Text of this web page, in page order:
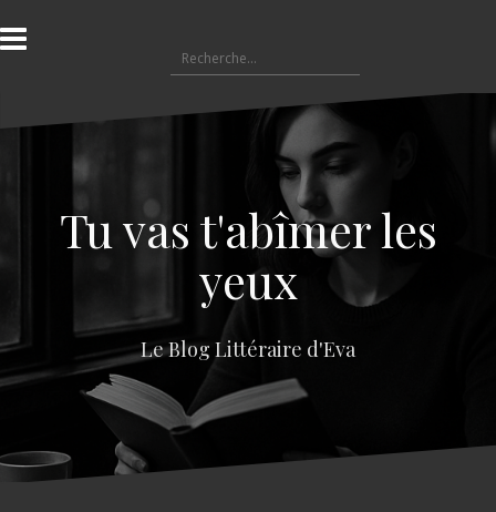
l
a
e
e
Tu vas t'abîmer les
yeux
Le Blog Littéraire d'Eva